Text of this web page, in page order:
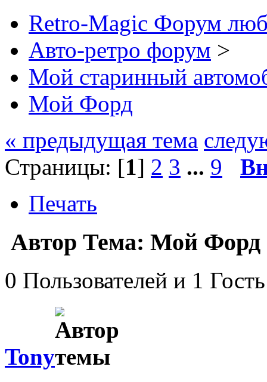
Retro-Magic Форум
Авто-ретро форум >
Мой старинный
Мой Форд
« предыдущая тема
Страницы: [1] 2 3 ... 9
Печать
Автор Тема: Мой Форд
0 Пользователей и 1
Tony